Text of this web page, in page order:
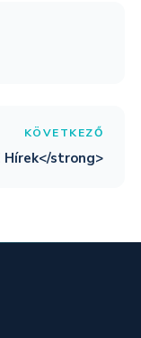
KÖVETKEZŐ
Hírek</strong>